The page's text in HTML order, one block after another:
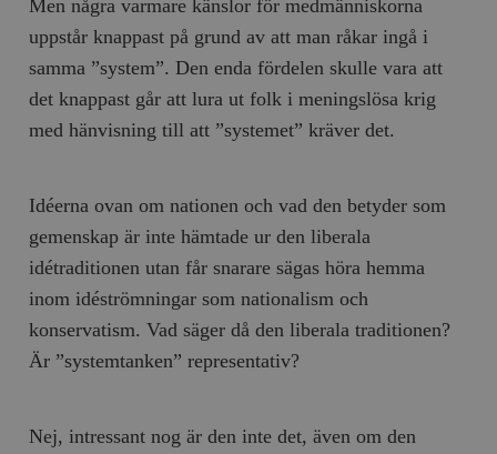
Men några varmare känslor för medmänniskorna
uppstår knappast på grund av att man råkar ingå i
samma ”system”. Den enda fördelen skulle vara att
det knappast går att lura ut folk i meningslösa krig
med hänvisning till att ”systemet” kräver det.
Idéerna ovan om nationen och vad den betyder som
gemenskap är inte hämtade ur den liberala
idétraditionen utan får snarare sägas höra hemma
inom idéströmningar som nationalism och
konservatism. Vad säger då den liberala traditionen?
Är ”systemtanken” representativ?
Nej, intressant nog är den inte det, även om den